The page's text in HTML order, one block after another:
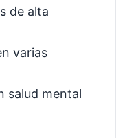
de alta
varias
salud mental